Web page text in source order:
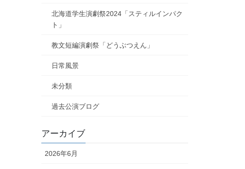
北海道学生演劇祭2024「スティルインパク
ト」
教文短編演劇祭「どうぶつえん」
日常風景
未分類
過去公演ブログ
アーカイブ
2026年6月